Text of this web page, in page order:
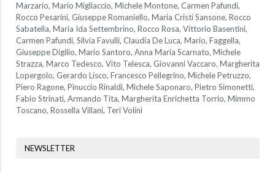
Marzario, Mario Migliaccio, Michele Montone, Carmen Pafundi,
Rocco Pesarini, Giuseppe Romaniello, Maria Cristi Sansone, Rocco
Sabatella, Maria Ida Settembrino, Rocco Rosa, Vittorio Basentini,
Carmen Pafundi, Silvia Favulli, Claudia De Luca, Mario, Faggella,
Giuseppe Digilio, Mario Santoro, Anna Maria Scarnato, Michele
Strazza, Marco Tedesco, Vito Telesca, Giovanni Vaccaro, Margherita
Lopergolo, Gerardo Lisco, Francesco Pellegrino, Michele Petruzzo,
Piero Ragone, Pinuccio Rinaldi, Michele Saponaro, Pietro Simonetti,
Fabio Strinati, Armando Tita, Margherita Enrichetta Torrio, Mimmo
Toscano, Rossella Villani, Teri Volini
NEWSLETTER